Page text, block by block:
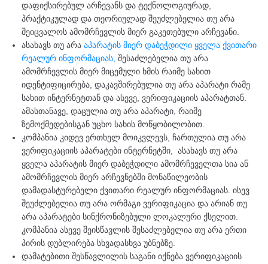
დაფიქსირებულ არჩევანს და ტექნოლოგიურად,
პრაქტიკულად და თეორიულად შეუძლებელია თუ არა
შეიცვალოს ამომრჩევლის მიერ გაკეთებული არჩევანი.
ასახავს თუ არა აპარატის მიერ დაბეჭდილი ყველა ქვითარი
რეალურ ინფორმაციას, შესაძლებელია თუ არა
ამომრჩევლის მიერ მიცემული ხმის რაიმე სახით
იდენტიფიცირება, დაკავშირებულია თუ არა აპარატი რამე
სახით ინტერნეტთან და ასევე, ვერიფიკაციის აპარატთან.
ამასთანავე, დაცულია თუ არა აპარატი, რაიმე
ზემოქმედებისგან უცხო სახის მოწყობილობით.
კომპანია კიდევ ერთხელ მოიკვლევს, ჩართულია თუ არა
ვერიფიკაციის აპარატები ინტერნეტში, ასახავს თუ არა
ყველა აპარატის მიერ დაბეჭდილი ამომრჩეველთა სია ან
ამომრჩევლის მიერ არჩევნებში მონაწილეობის
დამადასტურებელი ქვითარი რეალურ ინფორმაციას. ისევ
შეუძლებელია თუ არა ორმაგი ვერიფიკაცია და არიან თუ
არა აპარატები სინქრონიზებული ლოკალური ქსელით.
კომპანია ასევე შეისწავლის შესაძლებელია თუ არა ერთი
პირის დუბლირება სხვადასხვა უბნებზე.
დამატებითი შესწავლილის საგანი იქნება ვერიფიკაციის